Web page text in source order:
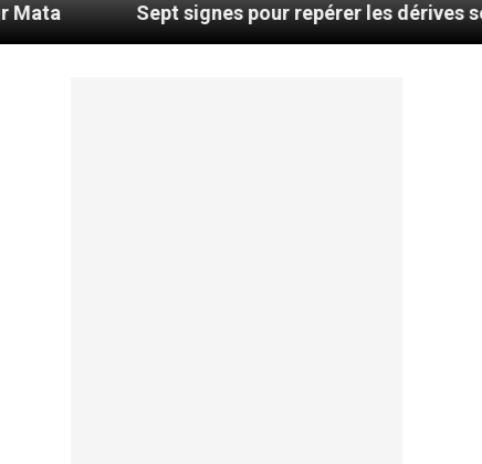
Sept signes pour repérer les dérives sectaires du